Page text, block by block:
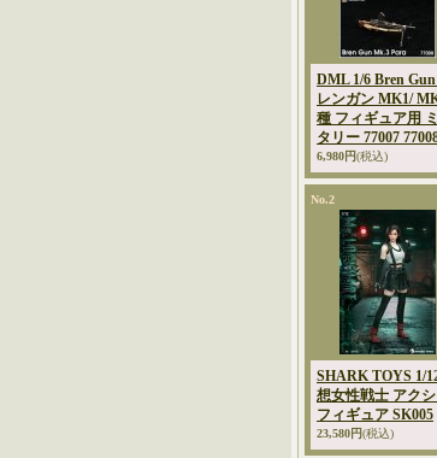
DML 1/6 Bren
レンガン MK1/
種 フィギュア用
タリー 77007
6,980円(税込)
No.2
SHARK TOYS 1/
想女性戦士 アク
フィギュア SK005
23,580円(税込)